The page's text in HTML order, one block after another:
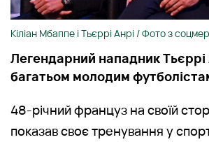
Кіліан Мбаппе і Тьєррі Анрі / Фото з
Легендарний нападник Тьєррі
багатьом молодим
48-річний француз на своїй
показав своє тренування у